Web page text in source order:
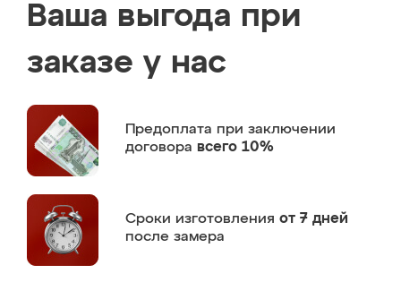
Ваша выгода при
заказе у нас
Предоплата при заключении
договора всего 10%
Сроки изготовления от 7 дней
после замера